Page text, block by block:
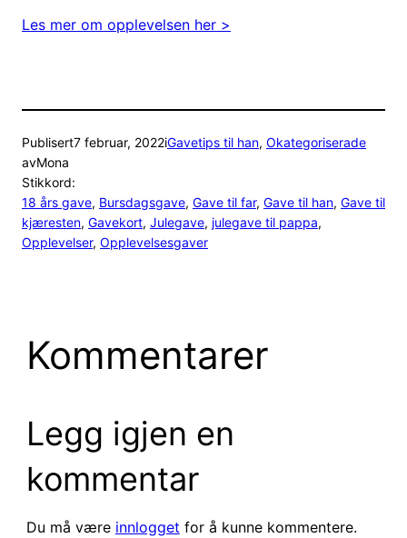
Les mer om opplevelsen her >
Publisert7 februar, 2022iGavetips til han, Okategoriserade
avMona
Stikkord:
18 års gave, Bursdagsgave, Gave til far, Gave til han, Gave til
kjæresten, Gavekort, Julegave, julegave til pappa
Opplevelser, Opplevelsesgaver
Kommentarer
Legg igjen en
kommentar
Du må være innlogget for å kunne kommentere.